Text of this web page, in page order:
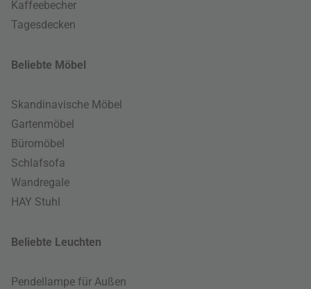
Kaffeebecher
Tagesdecken
Beliebte Möbel
Skandinavische Möbel
Gartenmöbel
Büromöbel
Schlafsofa
Wandregale
HAY Stuhl
Beliebte Leuchten
Pendellampe für Außen